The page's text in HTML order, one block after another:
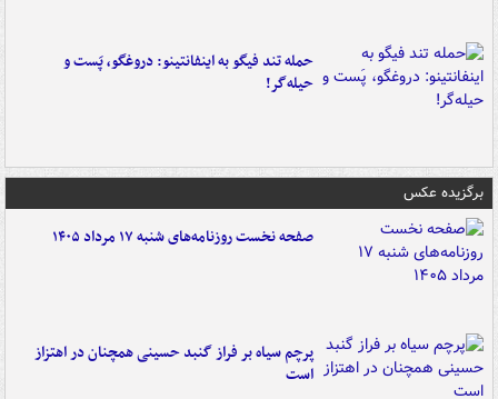
حمله تند فیگو به اینفانتینو: دروغگو، پَست‌ و
حیله‌گر!
برگزیده عکس
صفحه نخست روزنامه‌های شنبه ۱۷ مرداد ۱۴۰۵
پرچم سیاه بر فراز گنبد حسینی همچنان در اهتزاز
است